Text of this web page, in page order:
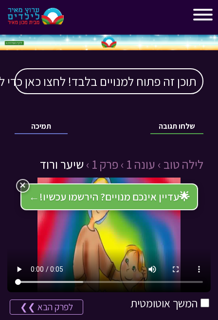
תוכן זה פתוח למנויים בלבד! לחצו כאן כדי
תמיכה שלחו תגובה
לילה טוב › עונה 1 › פרק 1 › שיער ורוד
🌟עדיין אינכם מנויים? הירשמו עכשיו! ←
×
המשך אוטומטית לפרק הבא ❯❯